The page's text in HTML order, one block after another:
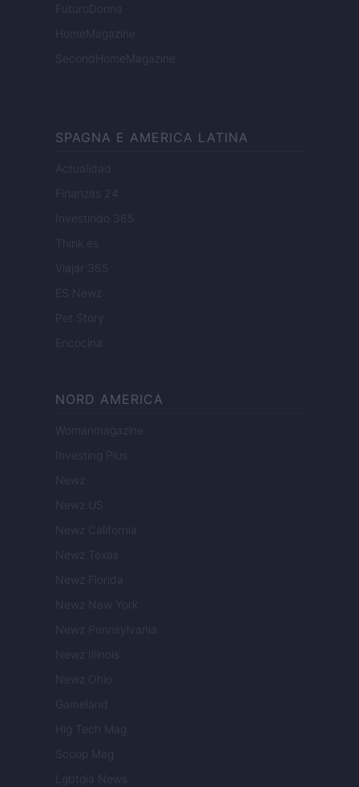
FuturoDonna
HomeMagazine
SecondHomeMagazine
SPAGNA E AMERICA LATINA
Actualidad
Finanzas 24
Investindo 365
Think.es
Viajar 365
ES Newz
Pet Story
Encocina
NORD AMERICA
Womanmagazine
Investing Plus
Newz
Newz US
Newz California
Newz Texas
Newz Florida
Newz New York
Newz Pennsylvania
Newz Illinois
Newz Ohio
Gameland
Hig Tech Mag
Scoop Mag
Lgbtqia News